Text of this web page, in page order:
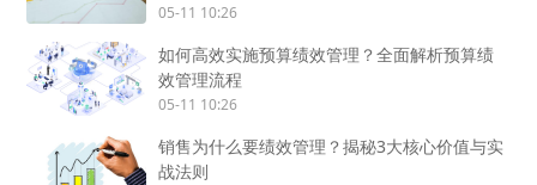
05-11 10:26
如何高效实施预算绩效管理？全面解析预算绩
效管理流程
05-11 10:26
销售为什么要绩效管理？揭秘3大核心价值与实
战法则